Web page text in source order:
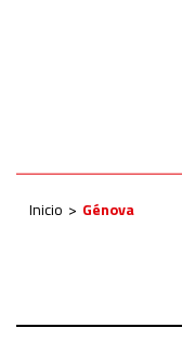
Inicio Génova